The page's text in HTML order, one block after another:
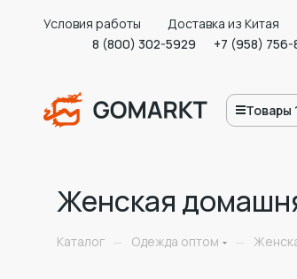
Условия работы Доставка из Китая
8 (800) 302-5929
+7 (958) 756-
Товары
Женская
Каталог — Одежда оптом —